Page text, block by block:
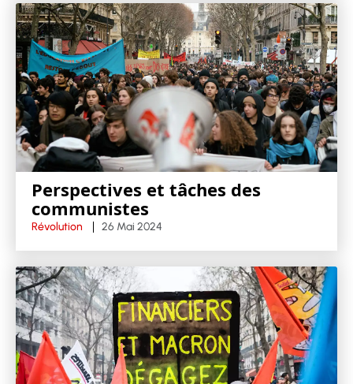
Perspectives et tâches des
communistes
Révolution 26 Mai 2024